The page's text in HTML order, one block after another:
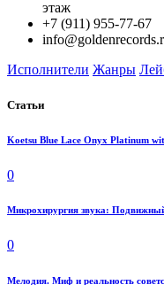
этаж
+7 (911) 955-77-67
Исполнители Жанры
Статьи
Koetsu Blue Lace Onyx Platinum
0
Микрохирургия звука:
0
Мелодия. Миф и реальность